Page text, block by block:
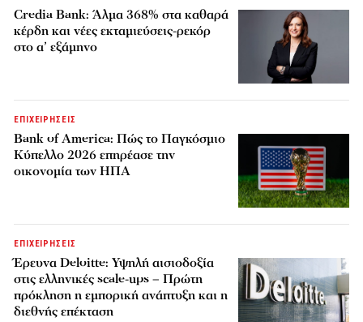
Credia Bank: Άλμα 368% στα καθαρά
κέρδη και νέες εκταμιεύσεις-ρεκόρ
στο α’ εξάμηνο
ΕΠΙΧΕΙΡΗΣΕΙΣ
Bank of America: Πώς το Παγκόσμιο
Κύπελλο 2026 επηρέασε την
οικονομία των ΗΠΑ
ΕΠΙΧΕΙΡΗΣΕΙΣ
Έρευνα Deloitte: Υψηλή αισιοδοξία
στις ελληνικές scale-ups – Πρώτη
πρόκληση η εμπορική ανάπτυξη και η
διεθνής επέκταση